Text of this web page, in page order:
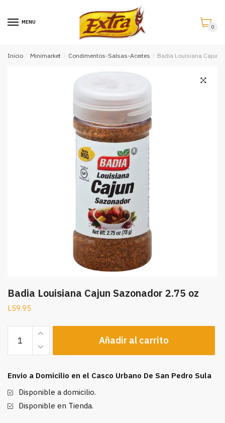
MENU
0
Inicio / Minimarket / Condimentos-Salsas-Aceites / Badia Louisiana Cajun
Badia Louisiana Cajun Sazonador 2.75 oz
L59.95
Louisiana
Cajun
2.75
oz
cantidad
Añadir al carrito
Envio a Domicilio en el Casco Urbano De San Pedro Sula
Disponible a domicilio.
Disponible en Tienda.